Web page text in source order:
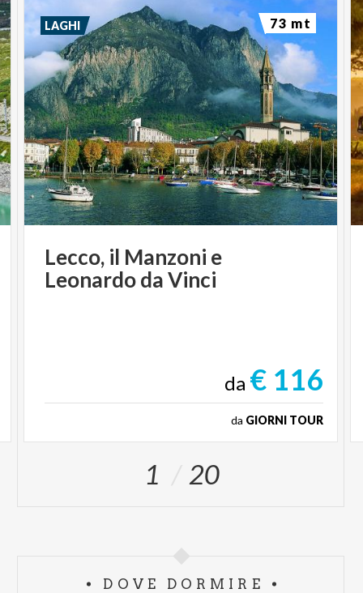
Lecco, il Manzoni e
LeonardodaVinci
da € 116
da GIORNI TOUR
LAGHI 73 mt
1 20
DOVE DORMIRE